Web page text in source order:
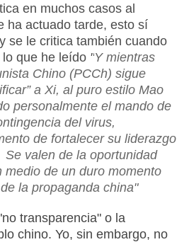
en muchos casos al
ha actuado tarde, esto sí
se le critica también cuando
que he leído "Y mientras
Chino (PCCh) sigue
a Xi, al puro estilo Mao
personalmente el mando de
del virus,
de fortalecer su liderazgo
valen de la oportunidad
de un duro momento
la propaganda china"
transparencia" o la
chino. Yo, sin embargo, no